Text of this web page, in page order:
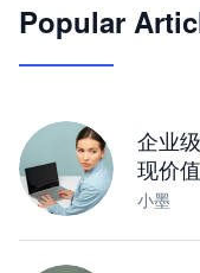
JimoClaw 桌面
Popular
企业
现价
小墨